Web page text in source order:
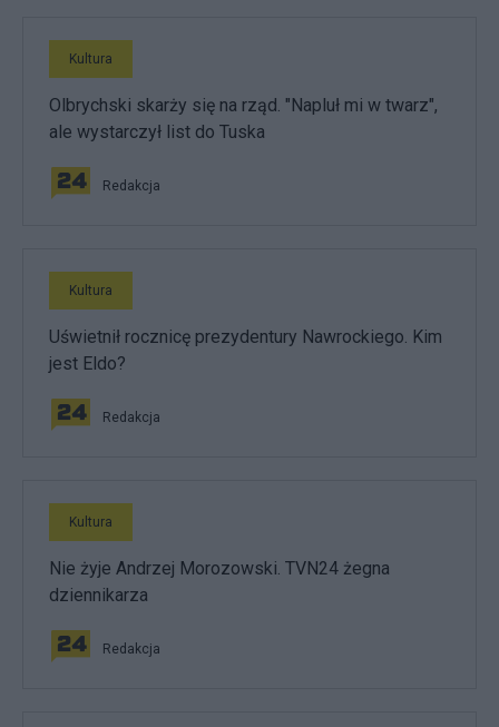
Kultura
Olbrychski skarży się na rząd. "Napluł mi w twarz",
ale wystarczył list do Tuska
Redakcja
Kultura
Uświetnił rocznicę prezydentury Nawrockiego. Kim
jest Eldo?
Redakcja
Kultura
Nie żyje Andrzej Morozowski. TVN24 żegna
dziennikarza
Redakcja